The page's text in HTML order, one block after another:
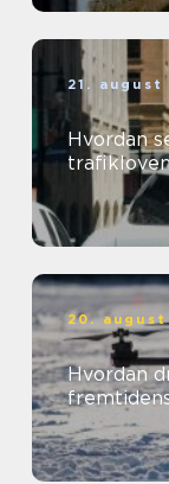
21. august
Hvordan
20. august
Hvordan